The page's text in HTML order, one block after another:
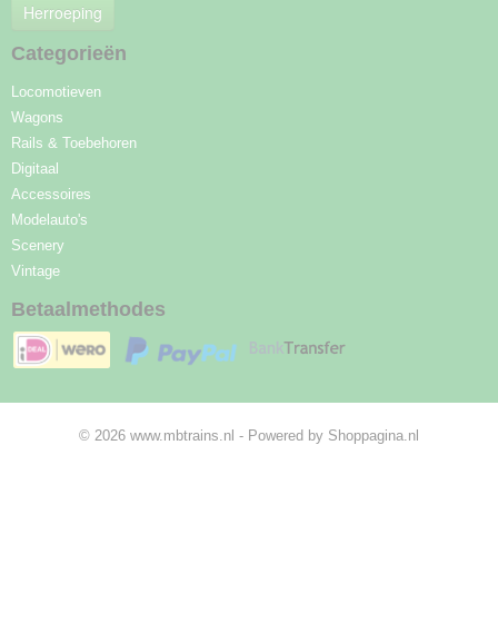
Herroeping
Categorieën
Locomotieven
Wagons
Rails & Toebehoren
Digitaal
Accessoires
Modelauto's
Scenery
Vintage
Betaalmethodes
© 2026 www.mbtrains.nl - Powered by Shoppagina.nl